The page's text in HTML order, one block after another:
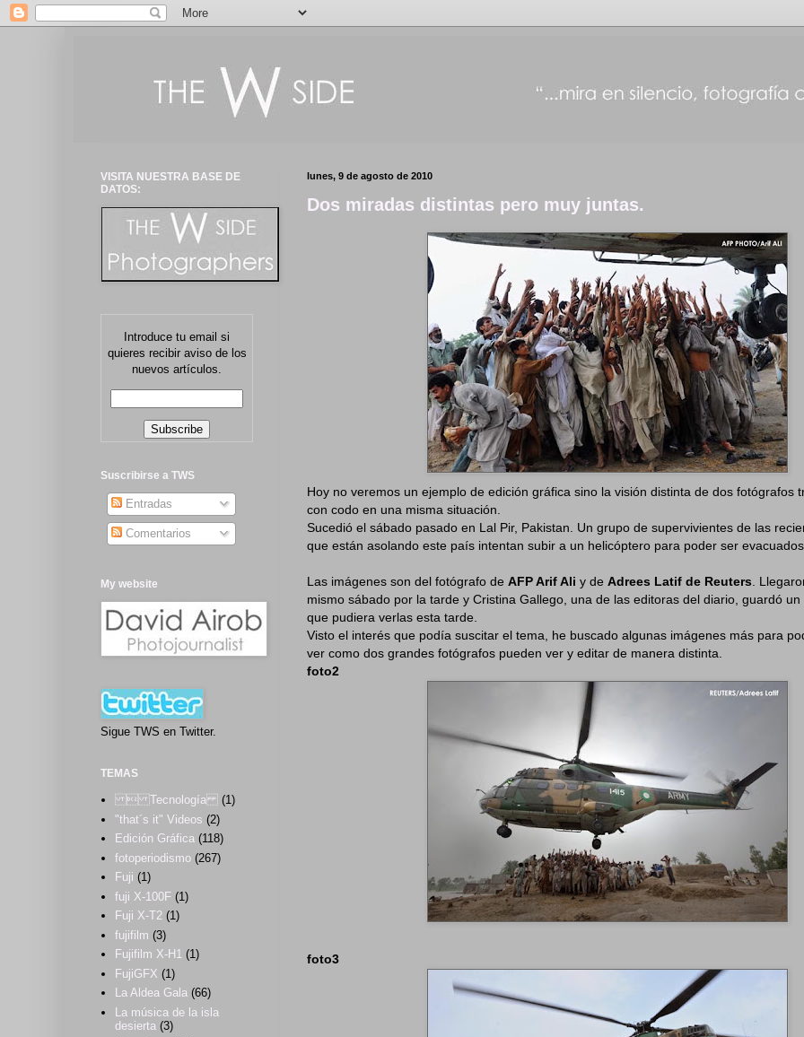
lunes, 9 de agosto de 2010
Dos miradas distintas pero muy juntas.
Hoy no veremos un ejemplo de edición gráfica sino la visión distinta de dos fotógrafos
con codo en una misma situación.
Sucedió el sábado pasado en Lal Pir, Pakistan. Un grupo de supervivientes de las
que están asolando este país intentan subir a un helicóptero para poder ser evacuados.
Las imágenes son del fotógrafo de AFP Arif Ali y de Adrees Latif de Reuters .
mismo sábado por la tarde y Cristina Gallego, una de las editoras del diario, guardó
que pudiera verlas esta tarde.
Visto el interés que podía suscitar el tema, he buscado algunas imágenes más para
ver como dos grandes fotógrafos pueden ver y editar de manera distinta.
foto2
foto3
VISITA NUESTRA BASE DE
DATOS:
Introduce tu email si
quieres recibir aviso de los
nuevos artículos.
Suscribirse a TWS
Entradas
Comentarios
My website
Sigue TWS en Twitter.
TEMAS
 Tecnología (1)
"that´s it" Videos (2)
Edición Gráfica (118)
fotoperiodismo (267)
Fuji (1)
fuji X-100F (1)
Fuji X-T2 (1)
fujifilm (3)
Fujifilm X-H1 (1)
FujiGFX (1)
La Aldea Gala (66)
La música de la isla
desierta (3)